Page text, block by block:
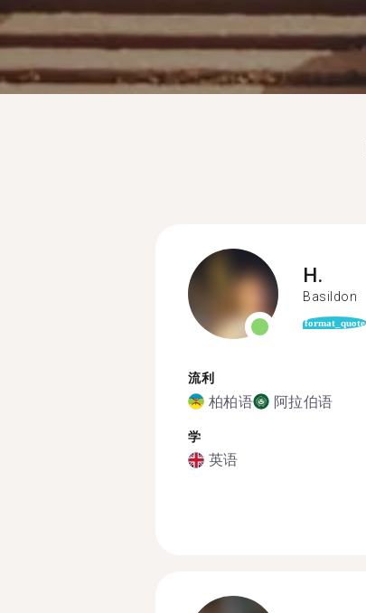
H.
Basildon
format_quote
流利
柏柏语 阿拉伯语
学
英语